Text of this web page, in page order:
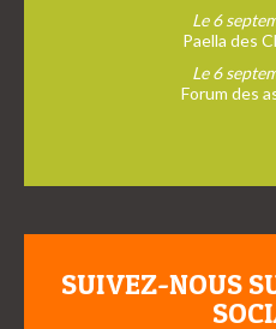
Le 6
Paella des
Le 6
Forum des
SUIVEZ-NOUS